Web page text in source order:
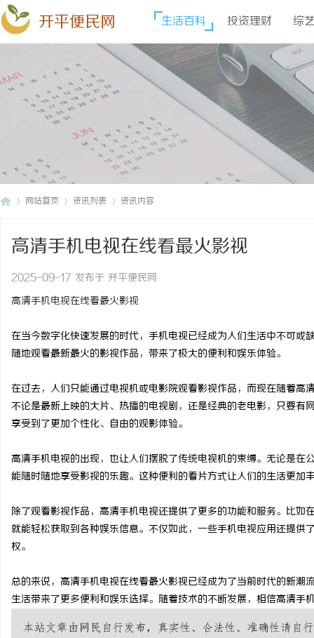
开平便民网 生活百科 投资理财 综
网站首页 资讯列表 资讯内容
高清手机电视在线看最火影视
2025-09-17 发布于 开平便民网
高清手机电视在线看最火影视
在当今数字化快速发展的时代，手机电视已经成为人们生活中不可
随地观看最新最火的影视作品，带来了极大的便利和娱乐体验。
在过去，人们只能通过电视机或电影院观看影视作品，而现在随着
不论是最新上映的大片、热播的电视剧，还是经典的老电影，只要
享受到了更加个性化、自由的观影体验。
高清手机电视的出现，也让人们摆脱了传统电视机的束缚。无论是
能随时随地享受影视的乐趣。这种便利的看片方式让人们的生活更加
除了观看影视作品，高清手机电视还提供了更多的功能和服务。比
就能轻松获取到各种娱乐信息。不仅如此，一些手机电视应用还提
权。
总的来说，高清手机电视在线看最火影视已经成为了当前时代的新
生活带来了更多便利和娱乐选择。随着技术的不断发展，相信高清手